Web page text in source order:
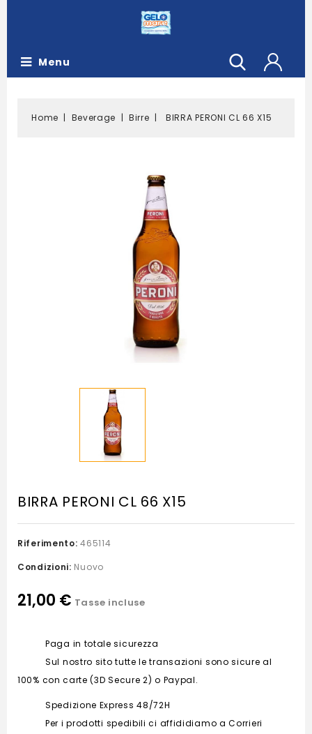
Menu
Home Beverage Birre BIRRA PERONI CL 66 X15
BIRRA PERONI CL 66 X15
Riferimento: 465114
Condizioni: Nuovo
21,00 € Tasse incluse
Paga in totale sicurezza
Sul nostro sito tutte le transazioni sono sicure al
100% con carte (3D Secure 2) o Paypal.
Spedizione Express 48/72H
Per i prodotti spedibili ci affididiamo a Corrieri